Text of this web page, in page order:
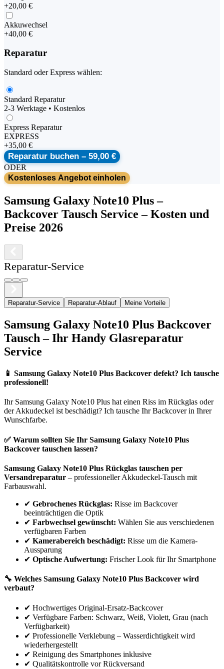
+20,00 €
Akkuwechsel
+40,00 €
Reparatur
Standard oder Express wählen:
Standard Reparatur
2-3 Werktage • Kostenlos
Express Reparatur
EXPRESS
+35,00 €
Reparatur buchen – 59,00 €
ODER
Kostenloses Angebot einholen
Samsung Galaxy Note10 Plus–
Backcover Tausch Service – Kosten und
Preise 2026
Reparatur-Service
Reparatur-Service Reparatur-Ablauf Meine Vorteile
Samsung Galaxy Note10 Plus Backcover
Tausch – Ihr Handy Glasreparatur
Service
📱 Samsung Galaxy Note10 Plus Backcover defekt? Ich tausche
professionell!
Ihr Samsung Galaxy Note10 Plus hat einen Riss im Rückglas oder
der Akkudeckel ist beschädigt? Ich tausche Ihr Backcover in Ihrer
Wunschfarbe.
✅ Warum sollten Sie Ihr Samsung Galaxy Note10 Plus
Backcover tauschen lassen?
Samsung Galaxy Note10 Plus Rückglas tauschen per
Versandreparatur – professioneller Akkudeckel-Tausch mit
Farbauswahl.
✔ Gebrochenes Rückglas: Risse im Backcover
beeinträchtigen die Optik
✔ Farbwechsel gewünscht: Wählen Sie aus verschiedenen
verfügbaren Farben
✔ Kamerabereich beschädigt: Risse um die Kamera-
Aussparung
✔ Optische Aufwertung: Frischer Look für Ihr Smartphone
🔧 Welches Samsung Galaxy Note10 Plus Backcover wird
verbaut?
✔ Hochwertiges Original-Ersatz-Backcover
✔ Verfügbare Farben: Schwarz, Weiß, Violett, Grau (nach
Verfügbarkeit)
✔ Professionelle Verklebung – Wasserdichtigkeit wird
wiederhergestellt
✔ Reinigung des Smartphones inklusive
✔ Qualitätskontrolle vor Rückversand